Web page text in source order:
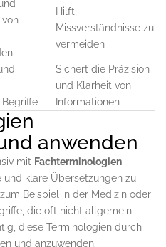
Hilft,
Missverständnisse zu
vermeiden
Sichert die Präzision
und Klarheit von
Informationen
anwenden
mit Fachterminologien
und klare Übersetzungen zu
Beispiel in der Medizin oder
die oft nicht allgemein
diese Terminologien durch
und anzuwenden.